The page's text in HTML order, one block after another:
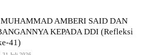
AMBERI SAID DAN
KEPADA DDI (Refleksi
41)